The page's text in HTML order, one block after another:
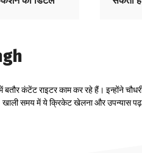
कंटेंट राइटर काम कर रहे हैं। इन्होंने
समय में ये क्रिकेट खेलना और उपन्यास